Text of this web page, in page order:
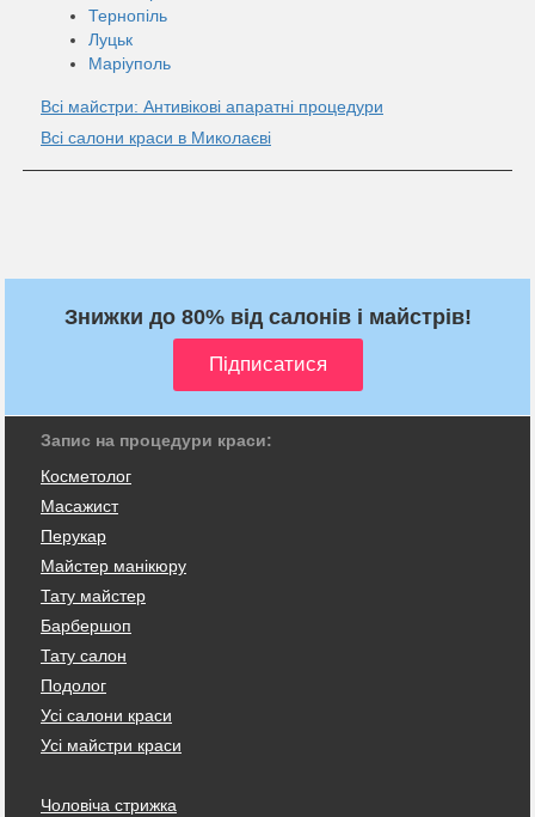
Тернопіль
Луцьк
Маріуполь
Всі майстри: Антивікові апаратні процедури
Всі салони краси в Миколаєві
Знижки до 80% від салонів і майстрів!
Запис на процедури краси:
Косметолог
Масажист
Перукар
Майстер манікюру
Тату майстер
Барбершоп
Тату салон
Подолог
Усі салони краси
Усі майстри краси
Чоловіча стрижка